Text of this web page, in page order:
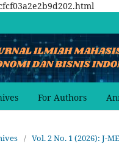
For Authors
/ Vol. 2 No. 1 (2026): J-